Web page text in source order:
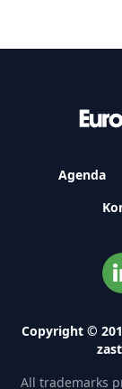
Agenda
Copyright ©
All trademarks